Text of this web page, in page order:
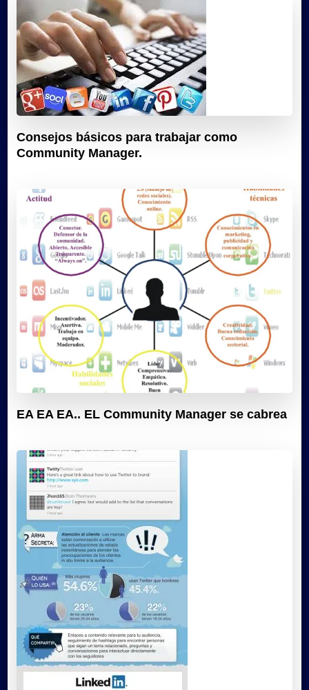
Consejos básicos para trabajar como
Community Manager.
EA EA EA.. EL Community Manager se cabrea